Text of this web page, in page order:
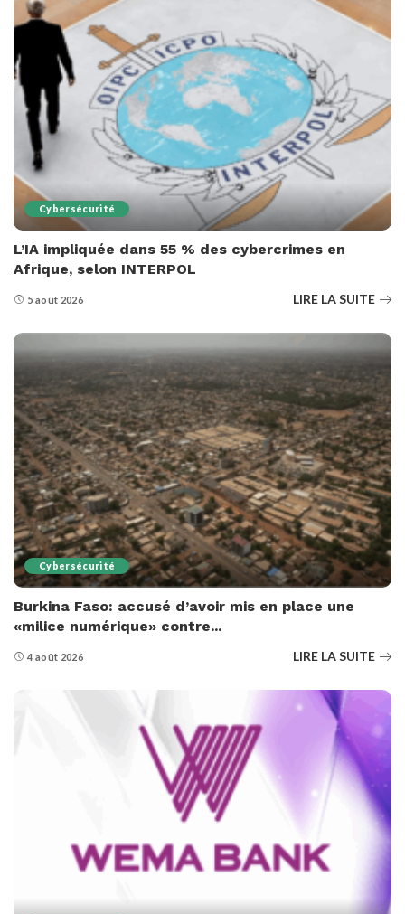
Cybersécurité
L’IA impliquée dans 55 % des cybercrimes en
Afrique, selon INTERPOL
5 août 2026 LIRE LA SUITE
Cybersécurité
Burkina Faso: accusé d’avoir mis en place une
«milice numérique» contre...
4 août 2026 LIRE LA SUITE